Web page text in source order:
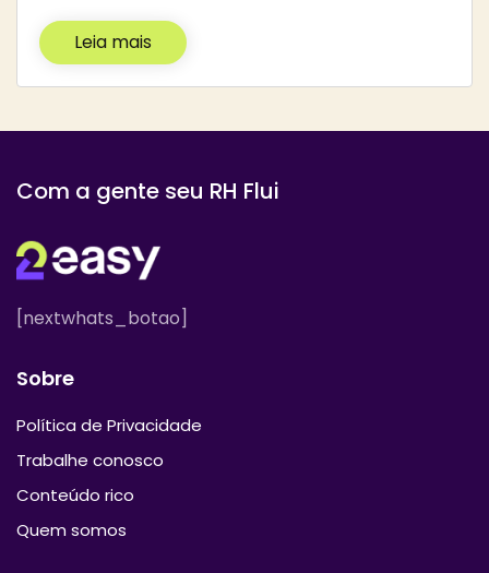
Leia mais
Com a gente seu RH Flui
[nextwhats_botao]
Sobre
Política de Privacidade
Trabalhe conosco
Conteúdo rico
Quem somos